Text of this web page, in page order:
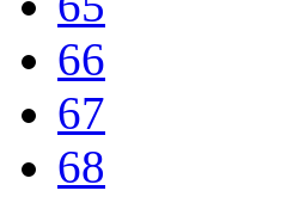
66
67
68